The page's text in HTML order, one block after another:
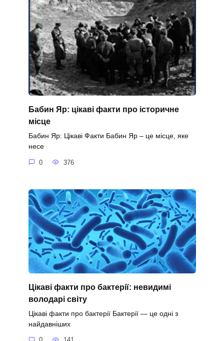
Бабин Яр: цікаві факти про історичне
місце
Бабин Яр: Цікаві Факти Бабин Яр – це місце, яке
несе
0 376
Цікаві факти про бактерії: невидимі
володарі світу
Цікаві факти про бактерії Бактерії — це одні з
найдавніших